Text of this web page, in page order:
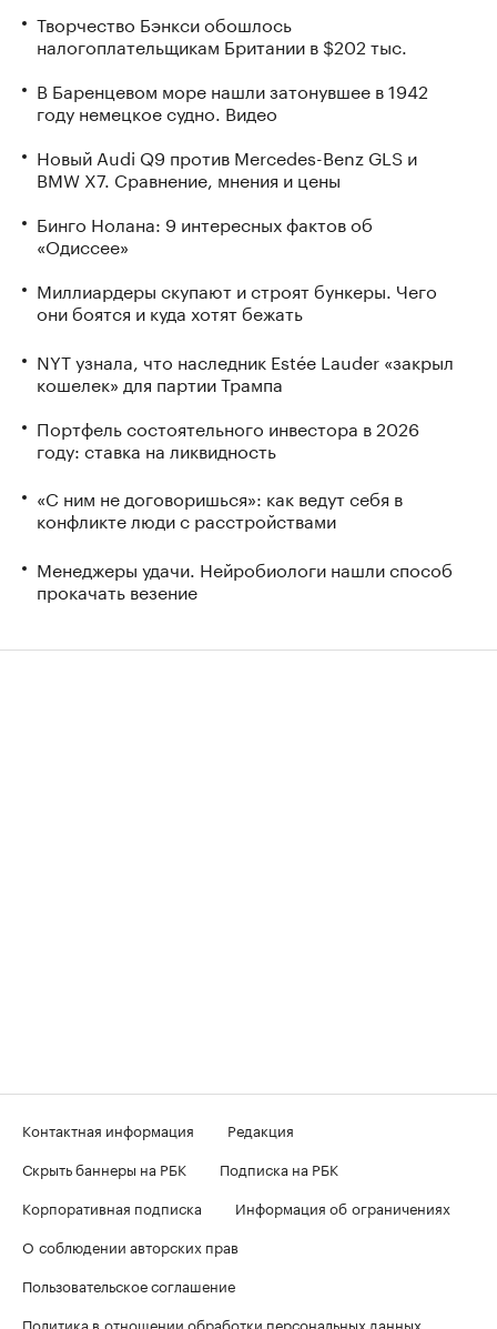
Творчество Бэнкси обошлось
налогоплательщикам Британии в $202 тыс.
В Баренцевом море нашли затонувшее в 1942
году немецкое судно. Видео
Новый Audi Q9 против Mercedes-Benz GLS и
BMW X7. Сравнение, мнения и цены
Бинго Нолана: 9 интересных фактов об
«Одиссее»
Миллиардеры скупают и строят бункеры. Чего
они боятся и куда хотят бежать
NYT узнала, что наследник Estée Lauder «закрыл
кошелек» для партии Трампа
Портфель состоятельного инвестора в 2026
году: ставка на ликвидность
«С ним не договоришься»: как ведут себя в
конфликте люди с расстройствами
Менеджеры удачи. Нейробиологи нашли способ
прокачать везение
Контактная информация
Редакция
Скрыть баннеры на РБК
Подписка на РБК
Корпоративная подписка
Информация об ограничениях
О соблюдении авторских прав
Пользовательское соглашение
Политика в отношении обработки персональных данных